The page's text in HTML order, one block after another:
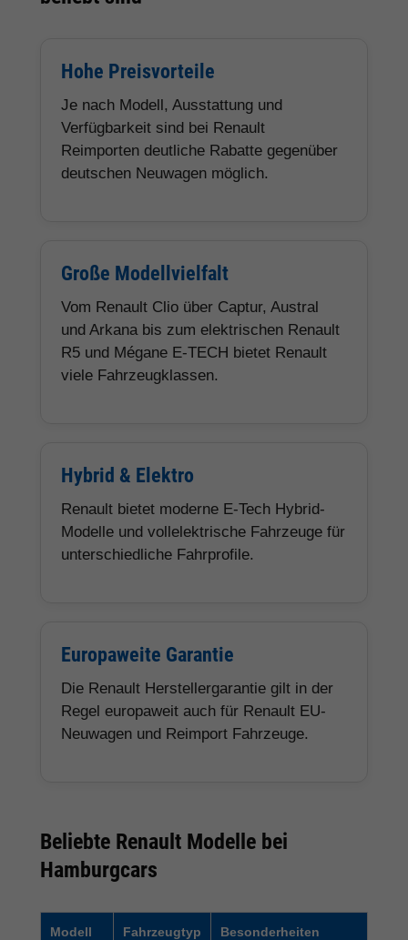
Hohe Preisvorteile
Je nach Modell, Ausstattung und
Verfügbarkeit sind bei Renault
Reimporten deutliche Rabatte gegenüber
deutschen Neuwagen möglich.
Große Modellvielfalt
Vom Renault Clio über Captur, Austral
und Arkana bis zum elektrischen Renault
R5 und Mégane E-TECH bietet Renault
viele Fahrzeugklassen.
Hybrid & Elektro
Renault bietet moderne E-Tech Hybrid-
Modelle und vollelektrische Fahrzeuge für
unterschiedliche Fahrprofile.
Europaweite Garantie
Die Renault Herstellergarantie gilt in der
Regel europaweit auch für Renault EU-
Neuwagen und Reimport Fahrzeuge.
Beliebte Renault Modelle bei
Hamburgcars
Modell Fahrzeugtyp Besonderheiten